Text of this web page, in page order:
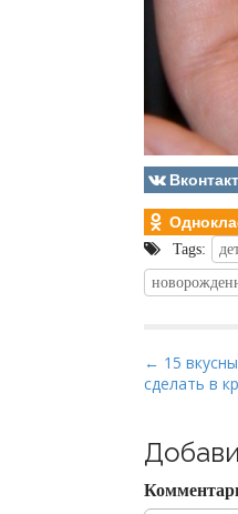
Tags:
P
o
t
n
← 15
сделать в